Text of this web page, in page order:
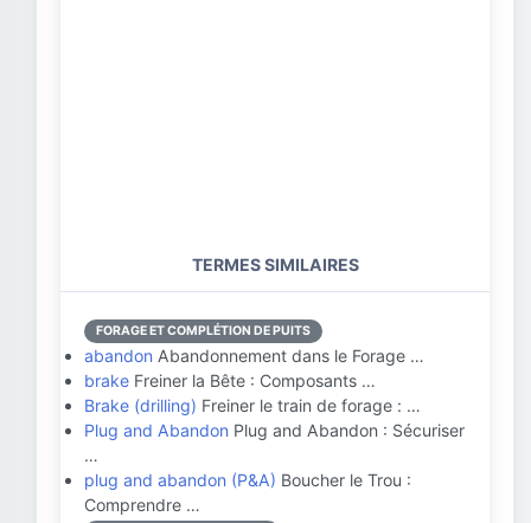
TERMES SIMILAIRES
FORAGE ET COMPLÉTION DE PUITS
abandon Abandonnement dans le Forage …
brake Freiner la Bête : Composants …
Brake (drilling) Freiner le train de forage : …
Plug and Abandon Plug and Abandon : Sécuriser
…
plug and abandon (P&A) Boucher le Trou :
Comprendre …